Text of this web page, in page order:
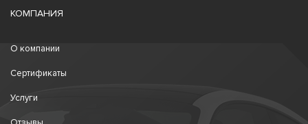
КОМПАНИЯ
О компании
Сертификаты
Услуги